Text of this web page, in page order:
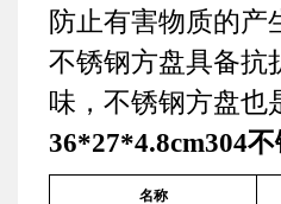
防止有害物质的产
不锈钢方盘具备抗
味，不锈钢方盘也
36*27*4.8cm304
名称